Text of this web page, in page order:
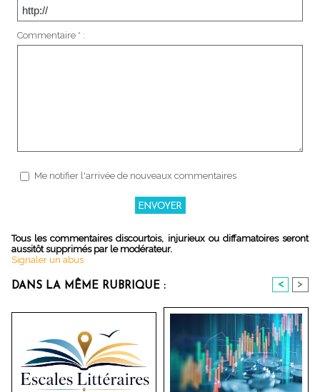
Commentaire * :
Me notifier l'arrivée de nouveaux commentaires
Tous les commentaires discourtois, injurieux ou diffamatoires seront
aussitôt supprimés par le modérateur.
Signaler un abus
DANS LA MÊME RUBRIQUE : < >